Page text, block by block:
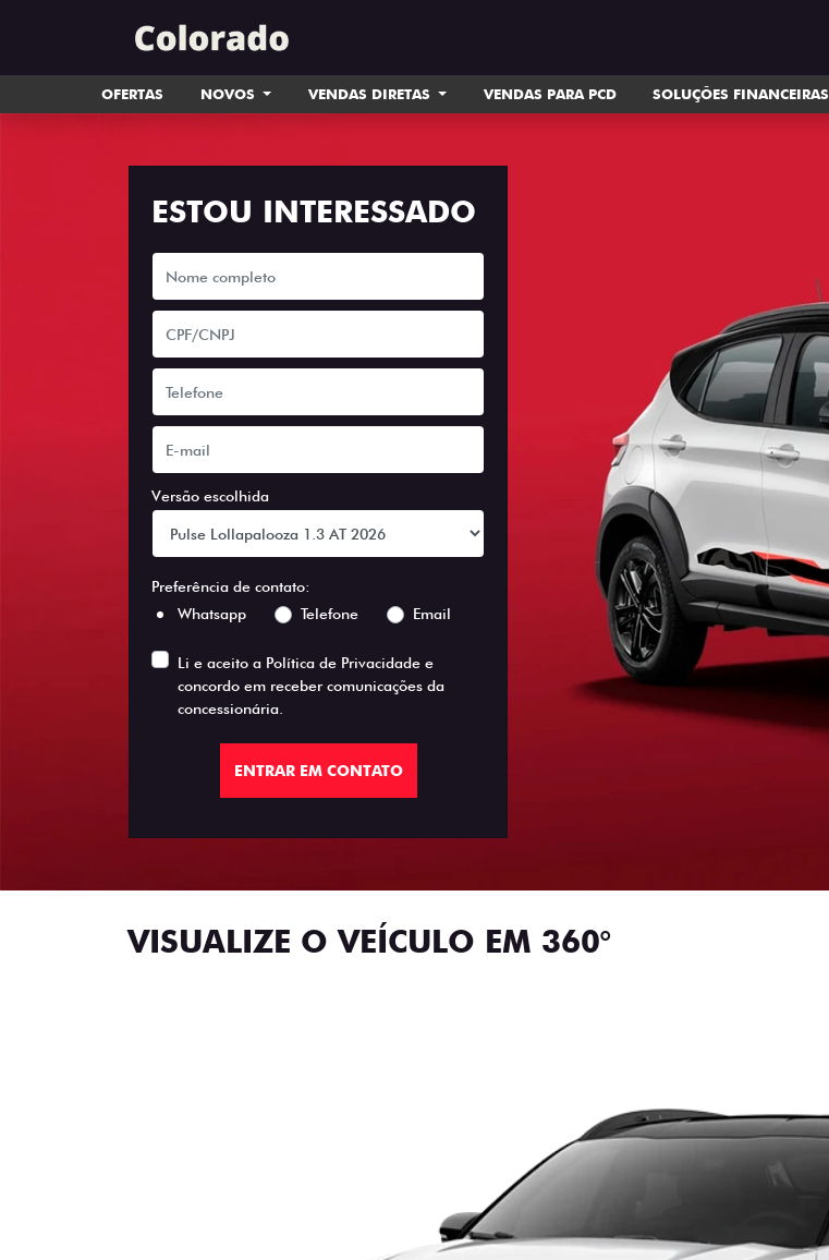
OFERTAS NOVOS VENDAS DIRETAS VENDAS PARA PCD SOLUÇÕES FINANCEIRAS
ESTOU INTERESSADO
Versão escolhida
Preferência de contato:
Whatsapp
Telefone Email
Li e aceito a Política de Privacidade e
concordo em receber comunicações da
concessionária.
ENTRAR EM CONTATO
VISUALIZE O VEÍCULO EM 360°